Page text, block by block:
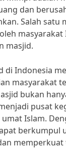
dan
Salah satu
masyarakat
masjid.
di Indonesia
masyarakat
bukan
pusat
Islam.
berkumpul